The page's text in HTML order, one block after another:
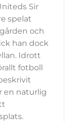
Sir
spelat
och
han dock
. Idrott
fotboll
en naturlig